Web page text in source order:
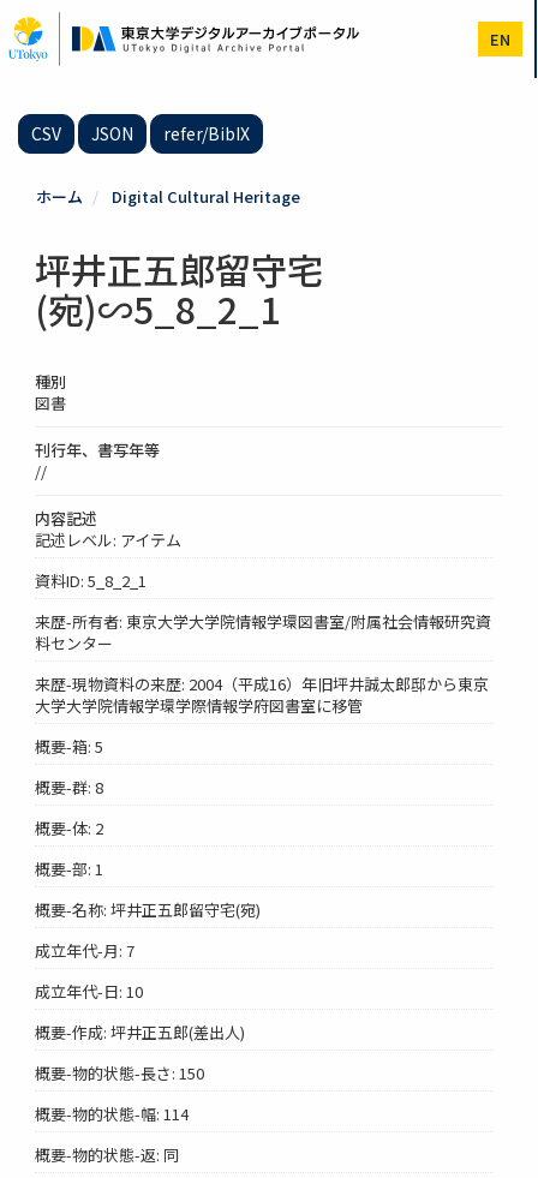
イ
ン
EN
CSV JSON refer/BibIX
ホーム Digital Cultural Heritage
坪井正五郎留守宅
(宛)∽5_8_2_1
種別
図書
刊行年、書写年等
//
内容記述
記述レベル: アイテム
資料ID: 5_8_2_1
来歴-所有者: 東京大学大学院情報学環図書室/附属社会情報研究資
料センター
来歴-現物資料の来歴: 2004（平成16）年旧坪井誠太郎邸から東京
大学大学院情報学環学際情報学府図書室に移管
概要-箱: 5
概要-群: 8
概要-体: 2
概要-部: 1
概要-名称: 坪井正五郎留守宅(宛)
成立年代-月: 7
成立年代-日: 10
概要-作成: 坪井正五郎(差出人)
概要-物的状態-長さ: 150
概要-物的状態-幅: 114
概要-物的状態-返: 同